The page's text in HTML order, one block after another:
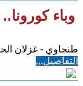
وباء
طنجاوي - غزلان
التفاصيل...